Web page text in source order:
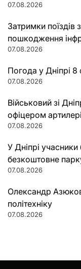
07.08.2026
Затримки поїздів
пошкодження
07.08.2026
Погода у Дніпрі 8
07.08.2026
Військовий зі
офіцером
07.08.2026
У Дніпрі
безкоштовне
07.08.2026
Олександр
політехніку
07.08.2026